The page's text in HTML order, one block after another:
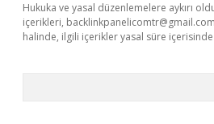
Hukuka ve yasal düzenlemelere aykırı
içerikleri, backlinkpanelicomtr@gmail.com
halinde, ilgili içerikler yasal süre içerisinde